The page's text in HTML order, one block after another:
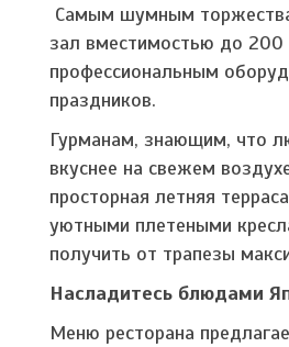
Самым шумным
зал вместимостью до 200
профессиональным
праздников.
Гурманам, знающим, что
вкуснее на свежем
просторная летняя
уютными плетеными
получить от трапезы
Насладитесь блюдами
Меню ресторана